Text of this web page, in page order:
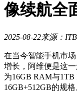
像续航全
2025-08-22来源：
在当今智能手机市
增长，阿维便是这
为16GB RAM与
16GB+512GB的规